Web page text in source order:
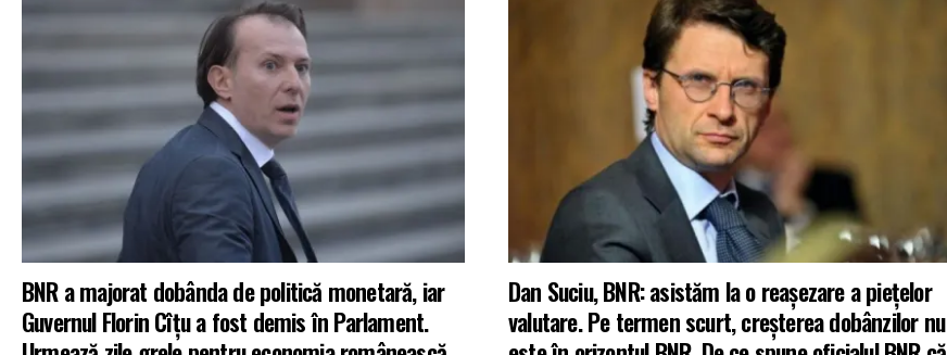
BNR a majorat dobânda de politică monetară, iar
Guvernul Florin Cîțu a fost demis în Parlament.
Dan Suciu, BNR: asistăm la o reașezare a piețelor
valutare. Pe termen scurt, creșterea dobânzilor nu